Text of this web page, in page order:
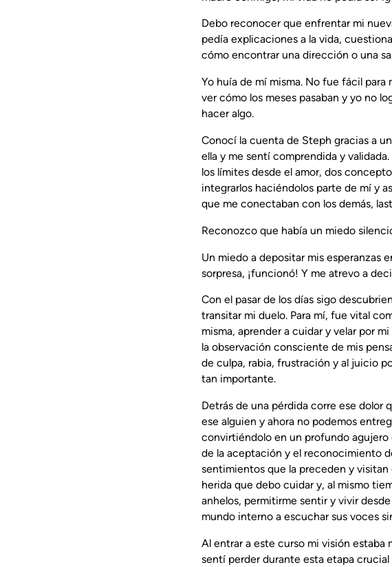
Debo reconocer que enfrentar mi
pedía explicaciones a la vida,
cómo encontrar una dirección o una
Yo huía de mí misma. No fue fácil
ver cómo los meses pasaban y yo no
hacer algo.
Conocí la cuenta de Steph gracias a
ella y me sentí comprendida y
los límites desde el amor, dos
integrarlos haciéndolos parte de mí y
que me conectaban con los demás,
Reconozco que había un miedo
Un miedo a depositar mis esperanzas
sorpresa, ¡funcionó! Y me atrevo a
Con el pasar de los días sigo
transitar mi duelo. Para mí, fue vital
misma, aprender a cuidar y velar por
la observación consciente de mis
de culpa, rabia, frustración y al juicio
tan importante.
Detrás de una pérdida corre ese dolor
ese alguien y ahora no podemos
convirtiéndolo en un profundo agujero
de la aceptación y el reconocimiento
sentimientos que la preceden y
herida que debo cuidar y, al mismo
anhelos, permitirme sentir y vivir
mundo interno a escuchar sus voces
Al entrar a este curso mi visión estaba
sentí perder durante esta etapa